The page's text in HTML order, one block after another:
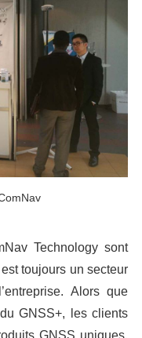
Technology sont
toujours un secteur
Alors que
GNSS+, les clients